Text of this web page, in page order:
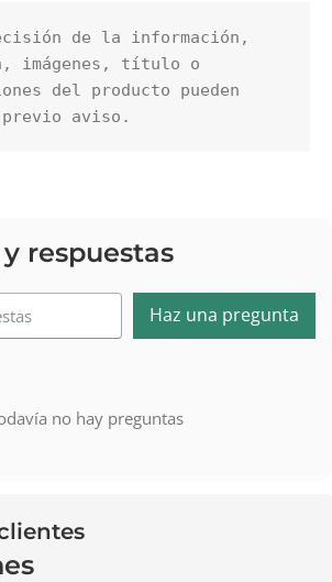
de la información,
imágenes, título o
del producto pueden
aviso.
respuestas
Haz una pregunta
no hay preguntas